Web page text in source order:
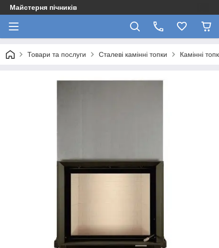
Майстерня пічників
Товари та послуги Сталеві камінні топки Камінні